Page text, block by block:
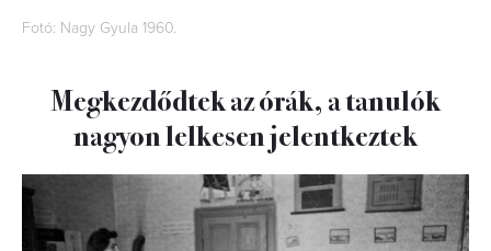
Fotó: Nagy Gyula 1960.
Megkezdődtek az órák, a tanulók
nagyon lelkesen jelentkeztek